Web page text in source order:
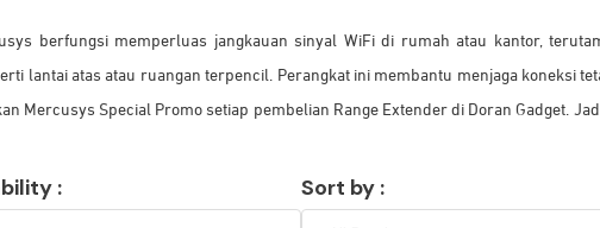
berfungsi memperluas jangkauan sinyal WiFi di rumah atau kantor,
lantai atas atau ruangan terpencil. Perangkat ini membantu menjaga koneksi
Mercusys Special Promo setiap pembelian Range Extender di Doran Gadget.
: Sort by :